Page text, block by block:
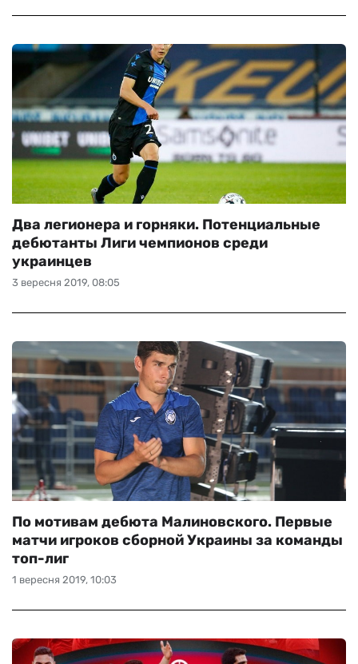
3 вересня 2019, 08:05
Два легионера и горняки. Потенциальные
дебютанты Лиги чемпионов среди
украинцев
1 вересня 2019, 10:03
По мотивам дебюта Малиновского. Первые
матчи игроков сборной Украины за команды
топ-лиг